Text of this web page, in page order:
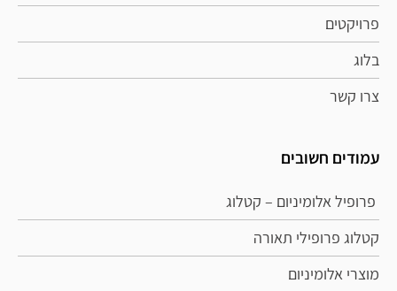
פרויקטים
בלוג
צרו קשר
עמודים חשובים
פרופיל אלומיניום – קטלוג
קטלוג פרופילי תאורה
מוצרי אלומיניום